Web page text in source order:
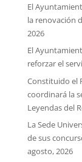
El
la renovación
2026
El
reforzar el
Constituido el
coordinará la
Leyendas del
La Sede
de sus
agosto, 2026